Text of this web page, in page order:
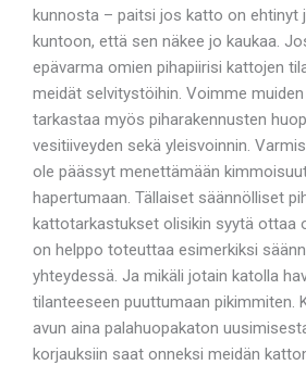
kunnosta – paitsi jos katto on ehtinyt
kuntoon, että sen näkee jo kaukaa.
epävarma omien pihapiirisi kattojen
meidät selvitystöihin. Voimme
tarkastaa myös piharakennusten
vesitiiveyden sekä yleisvoinnin.
ole päässyt menettämään
hapertumaan. Tällaiset säännölliset
kattotarkastukset olisikin syytä ottaa
on helppo toteuttaa esimerkiksi
yhteydessä. Ja mikäli jotain katolla
tilanteeseen puuttumaan pikimmiten.
avun aina palahuopakaton
korjauksiin saat onneksi meidän